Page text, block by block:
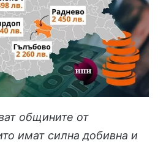
общините от
имат силна добивна и